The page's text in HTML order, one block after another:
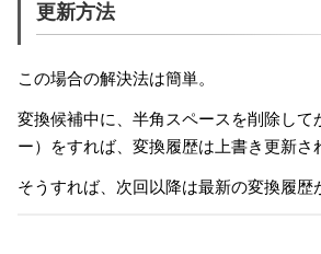
更新方法
この場合の解決法は簡単。
変換候補中に、半角スペースを削除して
ー）をすれば、変換履歴は上書き更新さ
そうすれば、次回以降は最新の変換履歴